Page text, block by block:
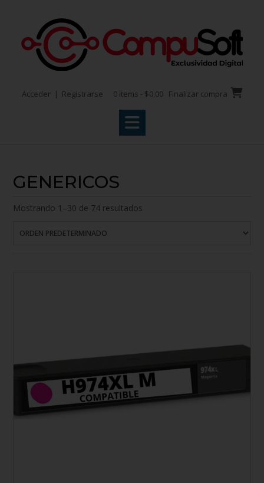
Acceder | Registrarse 0 items - $0,00 Finalizar compra
GENERICOS
Mostrando 1–30 de 74 resultados